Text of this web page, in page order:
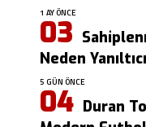
1 AY ÖNCE
Neden
5 GÜN ÖNCE
Duran